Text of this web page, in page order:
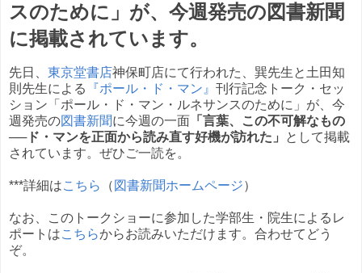
スのために」が、今週発売の図書新聞
に掲載されています。
先日、 東京堂書店神保町店にて行われた、巽先生と土田知
則先生による
『ポール・ド・マン』 刊行記念トーク・セッ
ション「ポール・ド・マン・ルネサンスのために」が、今
週発売の図書新聞に今週の一面 「言葉、この不可解なもの
──ド・マンを正面から読み直す好機が訪れた」
として掲載
されています。ぜひご一読を。
***詳細はこちら （ 図書新聞ホームページ）
なお、このトークショーに参加した学部生・院生によるレ
ポートはこちらからお読みいただけます。合わせてどう
ぞ。